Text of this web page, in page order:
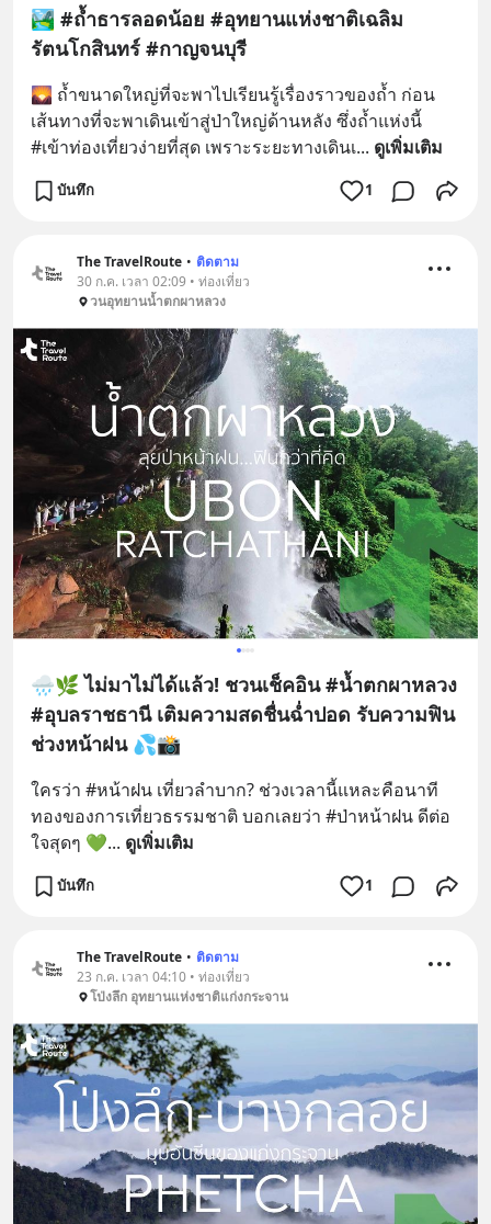
🏞️ #ถ้ำธารลอดน้อย #อุทยานแห่งชาติเฉลิม
รัตนโกสินทร์ #กาญจนบุรี
🌄 ถ้ำขนาดใหญ่ที่จะพาไปเรียนรู้เรื่องราวของถ้ำ ก่อน
เส้นทางที่จะพาเดินเข้าสู่ป่าใหญ่ด้านหลัง ซึ่งถ้ำแห่งนี้
#เข้าท่องเที่ยวง่ายที่สุด เพราะระยะทางเดินเ... ดูเพิ่มเติม
บันทึก 1
The TravelRoute • ติดตาม
30 ก.ค. เวลา 02:09 • ท่องเที่ยว
วนอุทยานน้ำตกผาหลวง
🌧️🌿 ไม่มาไม่ได้แล้ว! ชวนเช็คอิน #น้ำตกผาหลวง
#อุบลราชธานี เติมความสดชื่นฉ่ำปอด รับความฟิน
ช่วงหน้าฝน 💦📸
​ใครว่า #หน้าฝน เที่ยวลำบาก? ช่วงเวลานี้แหละคือนาที
ทองของการเที่ยวธรรมชาติ บอกเลยว่า #ป่าหน้าฝน ดีต่อ
ใจสุดๆ 💚... ดูเพิ่มเติม
บันทึก 1
The TravelRoute • ติดตาม
23 ก.ค. เวลา 04:10 • ท่องเที่ยว
โป่งลึก อุทยานแห่งชาติแก่งกระจาน